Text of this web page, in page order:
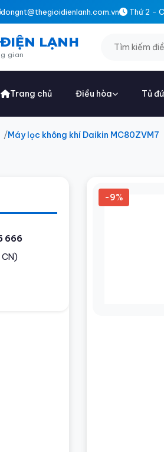
dongnt@thegioidienlanh.com.vn Thứ 2 -
LẠNH
gian
Trang chủ Điều hòa Tủ
Máy lọc không khí Daikin MC80ZVM7
666
-9%